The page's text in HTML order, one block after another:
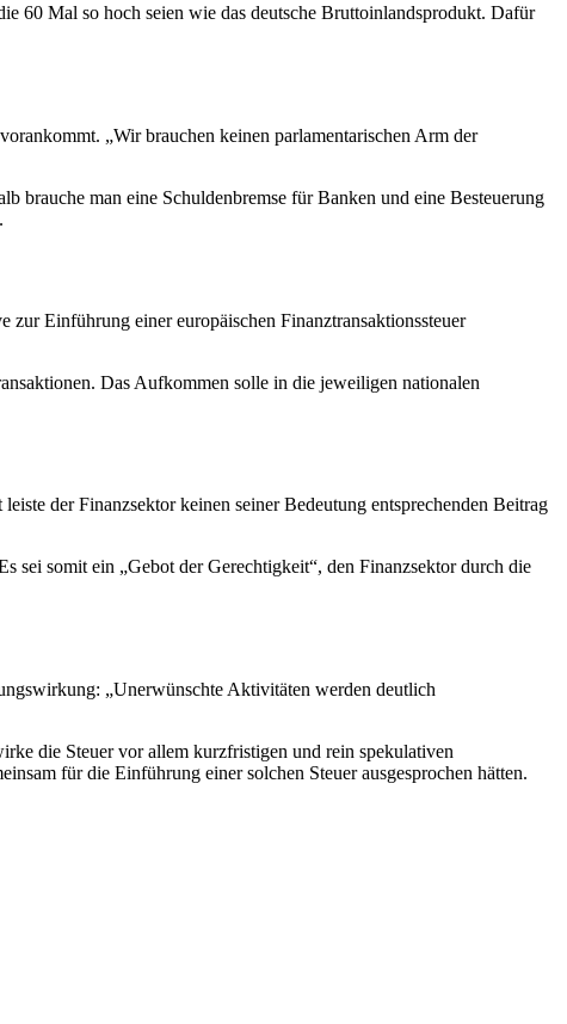
60 Mal so hoch seien wie das deutsche Bruttoinlandsprodukt. Dafür
„Wir brauchen keinen parlamentarischen Arm der
brauche man eine Schuldenbremse für Banken und eine Besteuerung
Einführung einer europäischen Finanztransaktionssteuer
Das Aufkommen solle in die jeweiligen nationalen
der Finanzsektor keinen seiner Bedeutung entsprechenden Beitrag
sei somit ein „Gebot der Gerechtigkeit“, den Finanzsektor durch die
„Unerwünschte Aktivitäten werden deutlich
die Steuer vor allem kurzfristigen und rein spekulativen
für die Einführung einer solchen Steuer ausgesprochen hätten.